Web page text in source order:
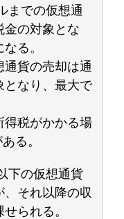
までの仮想通
金の対象とな
る。
通貨の売却は通
となり、最大で
得税がかかる場
る。
下の仮想通貨
それ以降の収
られる。